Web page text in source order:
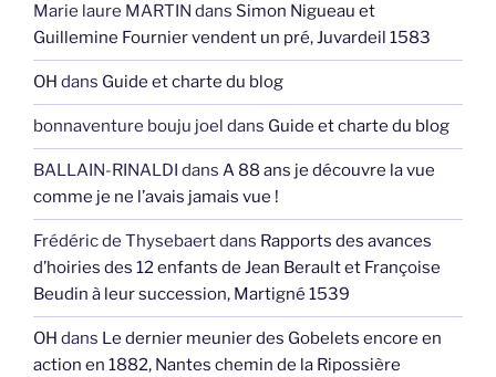
Marie laure MARTIN dans Simon Nigueau et
Guillemine Fournier vendent un pré, Juvardeil 1583
OH dans Guide et charte du blog
bonnaventure bouju joel dans Guide et charte du blog
BALLAIN-RINALDI dans A 88 ans je découvre la vue
comme je ne l’avais jamais vue !
Frédéric de Thysebaertdans Rapports des avances
d’hoiries des 12 enfants de Jean Berault et Françoise
Beudin à leur succession, Martigné 1539
OH dans Le dernier meunier des Gobelets encore en
action en 1882, Nantes chemin de la Ripossière